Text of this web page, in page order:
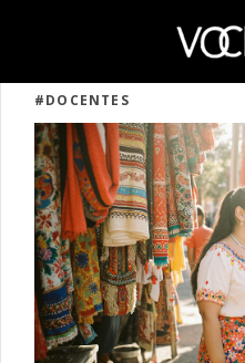
#DOCENTES